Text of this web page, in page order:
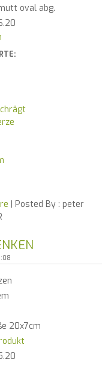
oval abg.
| Posted By : peter
20x7cm